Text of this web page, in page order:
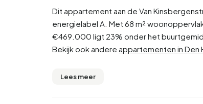
Dit appartement aan de Van
energielabel A. Met 68 m²
€469.000 ligt 23% onder het
Bekijk ook andere appartementen in Den
Lees meer